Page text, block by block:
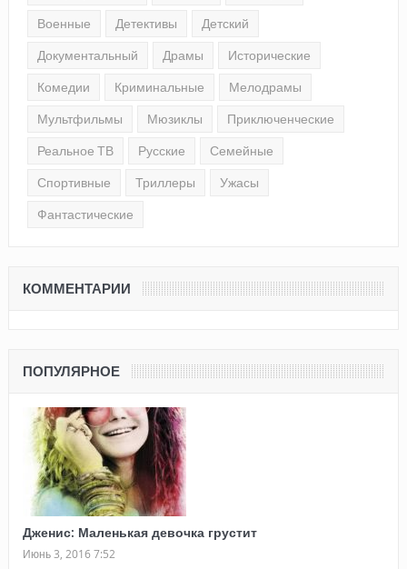
Военные Детективы Детский
Документальный Драмы Исторические
Комедии Криминальные Мелодрамы
Мультфильмы Мюзиклы Приключенческие
Реальное ТВ Русские Семейные
Спортивные Триллеры Ужасы
Фантастические
КОММЕНТАРИИ
ПОПУЛЯРНОЕ
Дженис: Маленькая девочка грустит
Июнь 3, 2016 7:52